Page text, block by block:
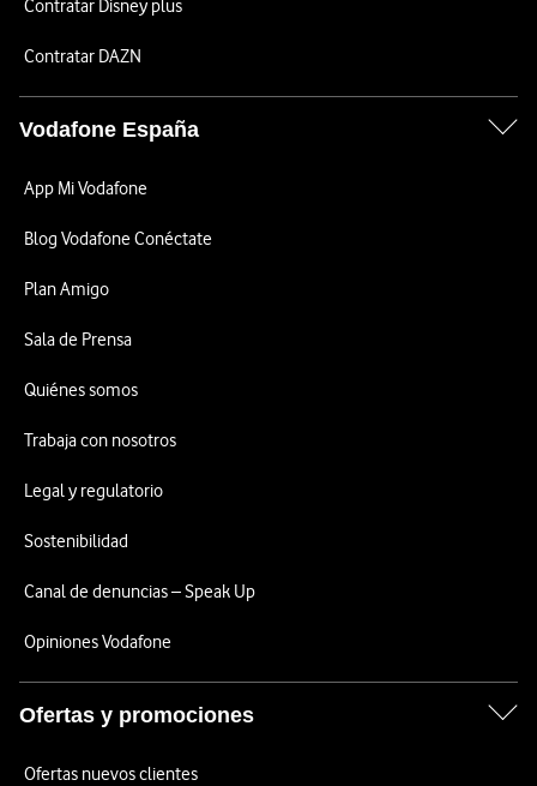
Contratar Disney plus
Contratar DAZN
Vodafone España
App Mi Vodafone
Blog Vodafone Conéctate
Plan Amigo
Sala de Prensa
Quiénes somos
Trabaja con nosotros
Legal y regulatorio
Sostenibilidad
Canal de denuncias – Speak Up
Opiniones Vodafone
Ofertas y promociones
Ofertas nuevos clientes